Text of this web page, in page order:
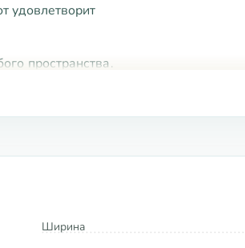
удовлетворит
пространства.
для
Ширина